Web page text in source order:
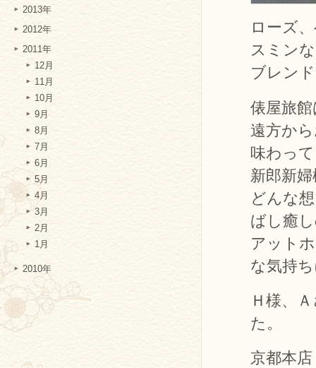
2013年
2012年
2011年
12月
11月
10月
9月
8月
7月
6月
5月
4月
3月
2月
1月
2010年
ローズ
スミン
ブレン
俵屋旅
遠方か
味わっ
新郎新
どんな
ばし癒
アット
な気持
Ｈ様、
た。
京都本